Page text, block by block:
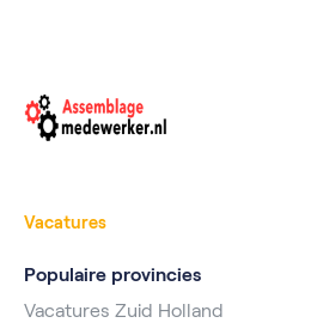
Vacatures
Populaire provincies
Vacatures Zuid Holland